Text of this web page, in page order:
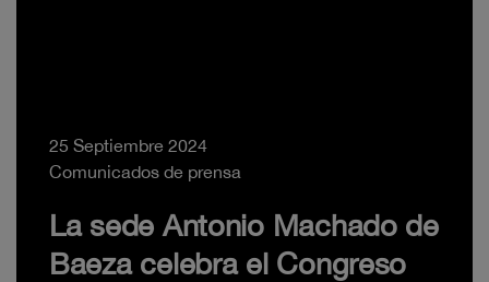
25 Septiembre 2024
Comunicados de prensa
La sede Antonio Machado de
Baeza celebra el Congreso